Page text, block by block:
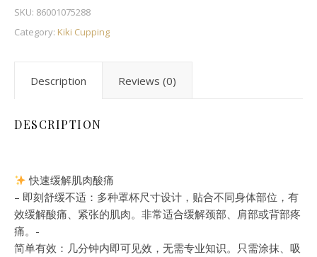
SKU: 86001075288
Category: Kiki Cupping
Description Reviews (0)
DESCRIPTION
快速缓解肌肉酸痛
– 即刻舒缓不适：多种罩杯尺寸设计，贴合不同身体部位，有
效缓解酸痛、紧张的肌肉。非常适合缓解颈部、肩部或背部疼
痛。-
简单有效：几分钟内即可见效，无需专业知识。只需涂抹、吸